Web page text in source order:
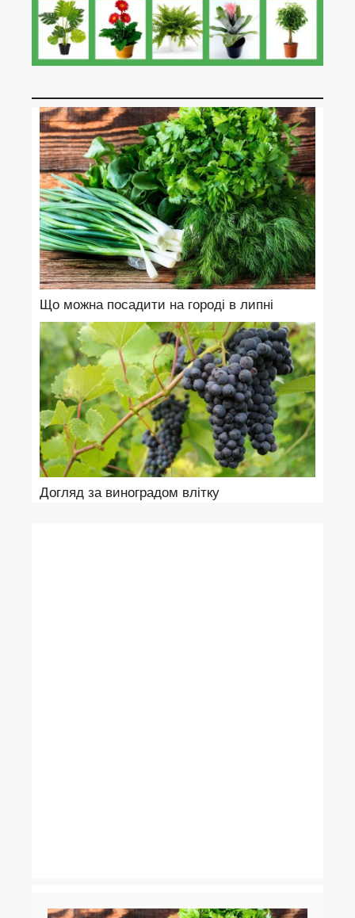
Що можна посадити на городі в липні
Догляд за виноградом влітку